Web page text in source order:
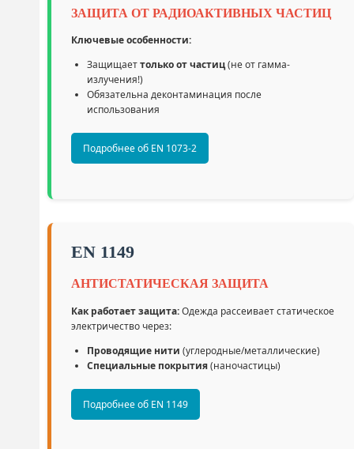
ЗАЩИТА ОТ РАДИОАКТИВНЫХ ЧАСТИЦ
Ключевые особенности:
Защищаеттолько от частиц(не от гамма-
излучения!)
Обязательна деконтаминация после
использования
Подробнее об EN 1073-2
EN 1149
АНТИСТАТИЧЕСКАЯ ЗАЩИТА
Как работает защита:Одежда рассеивает статическое
электричество через:
Проводящие нити (углеродные/металлические)
Специальные покрытия(наночастицы)
Подробнее об EN 1149